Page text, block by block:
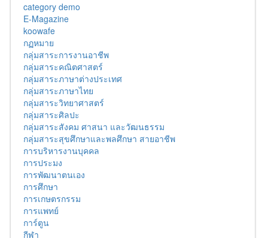
category demo
E-Magazine
koowafe
กฏหมาย
กลุ่มสาระการงานอาชีพ
กลุ่มสาระคณิตศาสตร์
กลุ่มสาระภาษาต่างประเทศ
กลุ่มสาระภาษาไทย
กลุ่มสาระวิทยาศาสตร์
กลุ่มสาระศิลปะ
กลุ่มสาระสังคม ศาสนา และวัฒนธรรม
กลุ่มสาระสุขศึกษาและพลศึกษา สายอาชีพ
การบริหารงานบุคคล
การประมง
การพัฒนาตนเอง
การศึกษา
การเกษตรกรรม
การแพทย์
การ์ตูน
กีฬา